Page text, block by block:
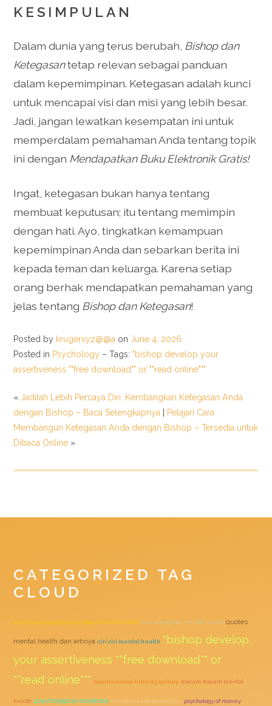
KESIMPULAN
Dalam dunia yang terus berubah, Bishop dan
Ketegasantetap relevan sebagai panduan
dalam kepemimpinan. Ketegasan adalah kunci
untuk mencapai visi dan misi yang lebih besar.
Jadi, jangan lewatkan kesempatan ini untuk
memperdalam pemahaman Anda tentang topik
ini dengan Mendapatkan Buku Elektronik Gratis!
Ingat, ketegasan bukan hanya tentang
membuat keputusan; itu tentang memimpin
dengan hati. Ayo, tingkatkan kemampuan
kepemimpinan Anda dan sebarkan berita ini
kepada teman dan keluarga. Karena setiap
orang berhak mendapatkan pemahaman yang
jelas tentang Bishop dan Ketegasan!
Posted by krugerxyz@@a on June 4, 2026
Posted in Psychology – Tags: "bishop develop your
assertiveness ""free download"" or ""read online"""
« Jadilah Lebih Percaya Diri: Kembangkan Ketegasan Anda
dengan Bishop – Baca Selengkapnya
Pelajari Cara
Membangun Ketegasan Anda dengan Bishop – Tersedia untuk
Dibaca Online »
CATEGORIZED TAG
CLOUD
analytical exposition text about mental health cara mengatasi mental health quotes
mental health dan artinya ciri ciri mental health
"bishop develop
your assertiveness ""free download"" or
""read online""" assertiveness training sydney macam macam mental
health psychological resilience mental health test online psychology of money